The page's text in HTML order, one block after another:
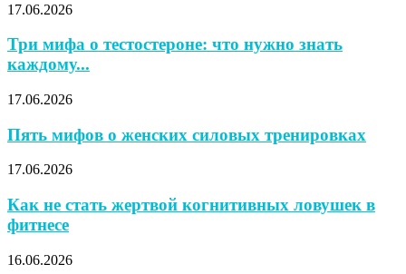
17.06.2026
Три мифа о тестостероне: что нужно знать
каждому...
17.06.2026
Пять мифов о женских силовых тренировках
17.06.2026
Как не стать жертвой когнитивных ловушек в
фитнесе
16.06.2026